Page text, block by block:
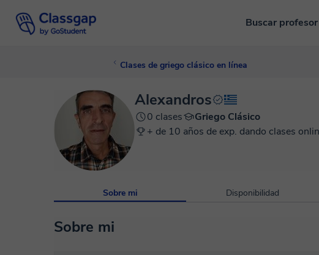
Buscar profesor
Clases de griego clásico en línea
Alexandros
0 clases
Griego Clásico
+ de 10 años de exp. dando clases
Sobre mi Disponibilidad
Sobre mi